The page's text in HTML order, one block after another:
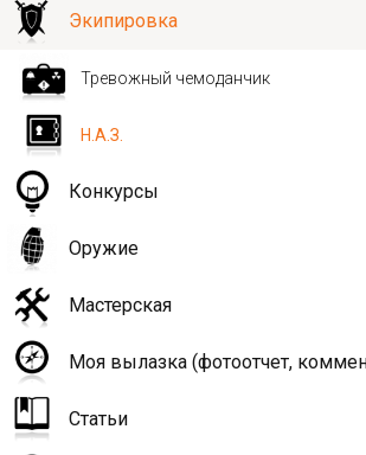
Экипировка
Тревожный чемоданчик
Н.А.З.
Конкурсы
Оружие
Мастерская
Моя вылазка (фотоотчет,
Статьи